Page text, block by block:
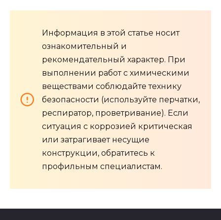
Информация в этой статье носит
ознакомительный и
рекомендательный характер. При
выполнении работ с химическими
веществами соблюдайте технику
безопасности (используйте перчатки,
респиратор, проветривание). Если
ситуация с коррозией критическая
или затрагивает несущие
конструкции, обратитесь к
профильным специалистам.